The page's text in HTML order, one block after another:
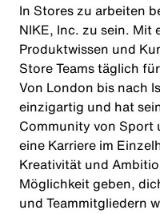
In Stores zu arbeiten
NIKE, Inc. zu sein. Mit
Produktwissen und
Store Teams täglich
Von London bis nach
einzigartig und hat
Community von Sport
eine Karriere im
Kreativität und
Möglichkeit geben,
und Teammitgliedern